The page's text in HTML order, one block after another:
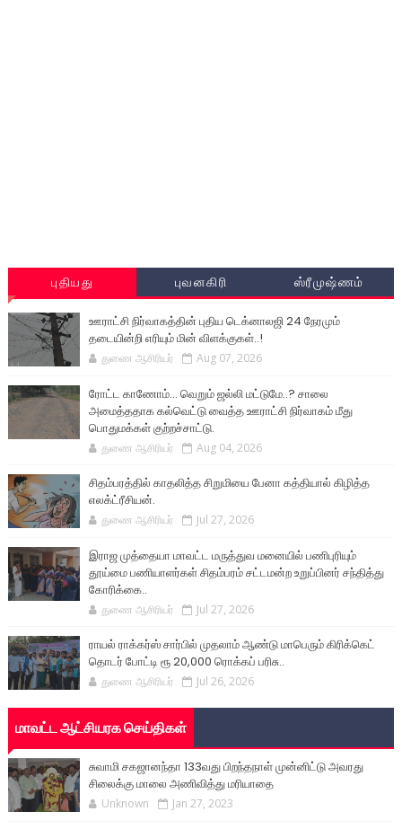
புதியது புவனகிரி ஸ்ரீமுஷ்ணம்
ஊராட்சி நிர்வாகத்தின் புதிய டெக்னாலஜி 24 நேரமும்
தடையின்றி எரியும் மின் விளக்குகள்..!
துணை ஆசிரியர் Aug 07, 2026
ரோட்ட காணோம்... வெறும் ஜல்லி மட்டுமே..? சாலை
அமைத்ததாக கல்வெட்டு வைத்த ஊராட்சி நிர்வாகம் மீது
பொதுமக்கள் குற்றச்சாட்டு.
துணை ஆசிரியர் Aug 04, 2026
சிதம்பரத்தில் காதலித்த சிறுமியை பேனா கத்தியால் கிழித்த
எலக்ட்ரீசியன்.
துணை ஆசிரியர் Jul 27, 2026
இராஜ முத்தையா மாவட்ட மருத்துவ மனையில் பணிபுரியும்
தூய்மை பணியாளர்கள் சிதம்பரம் சட்டமன்ற உறுப்பினர் சந்தித்து
கோரிக்கை..
துணை ஆசிரியர் Jul 27, 2026
ராயல் ராக்கர்ஸ் சார்பில் முதலாம் ஆண்டு மாபெரும் கிரிக்கெட்
தொடர் போட்டி ரூ 20,000 ரொக்கப் பரிசு..
துணை ஆசிரியர் Jul 26, 2026
மாவட்ட ஆட்சியரக செய்திகள்
சுவாமி சகஜானந்தா 133வது பிறந்தநாள் முன்னிட்டு அவரது
சிலைக்கு மாலை அணிவித்து மரியாதை
Unknown Jan 27, 2023